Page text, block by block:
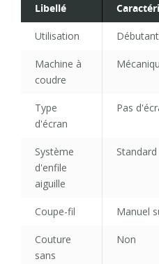
Libellé
Utilisation Débutant
Machine à
coudre
Type
d'écran
Pas
Système
d'enfile
aiguille
Standard
Coupe-fil Manuel
Couture
sans
Non